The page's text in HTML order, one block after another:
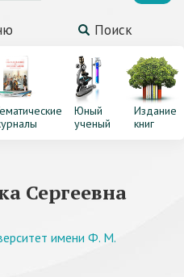
Поиск
Юный
ученый
Издание
книг
Сергеевна
имени Ф. М.